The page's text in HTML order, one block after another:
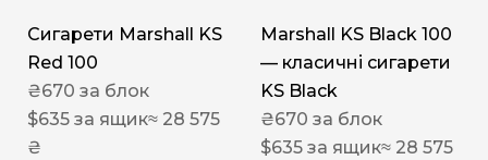
Сигарети Marshall KS
Red 100
₴670 за блок
$635 за ящик≈ 28 575
₴
Marshall KS Black 100
— класичні сигарети
KS Black
₴670 за блок
$635 за ящик≈ 28 575